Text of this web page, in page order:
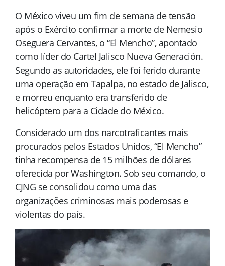
O México viveu um fim de semana de tensão
após o Exército confirmar a morte de Nemesio
Oseguera Cervantes, o “El Mencho”, apontado
como líder do Cartel Jalisco Nueva Generación.
Segundo as autoridades, ele foi ferido durante
uma operação em Tapalpa, no estado de Jalisco,
e morreu enquanto era transferido de
helicóptero para a Cidade do México.
Considerado um dos narcotraficantes mais
procurados pelos Estados Unidos, “El Mencho”
tinha recompensa de 15 milhões de dólares
oferecida por Washington. Sob seu comando, o
CJNG se consolidou como uma das
organizações criminosas mais poderosas e
violentas do país.